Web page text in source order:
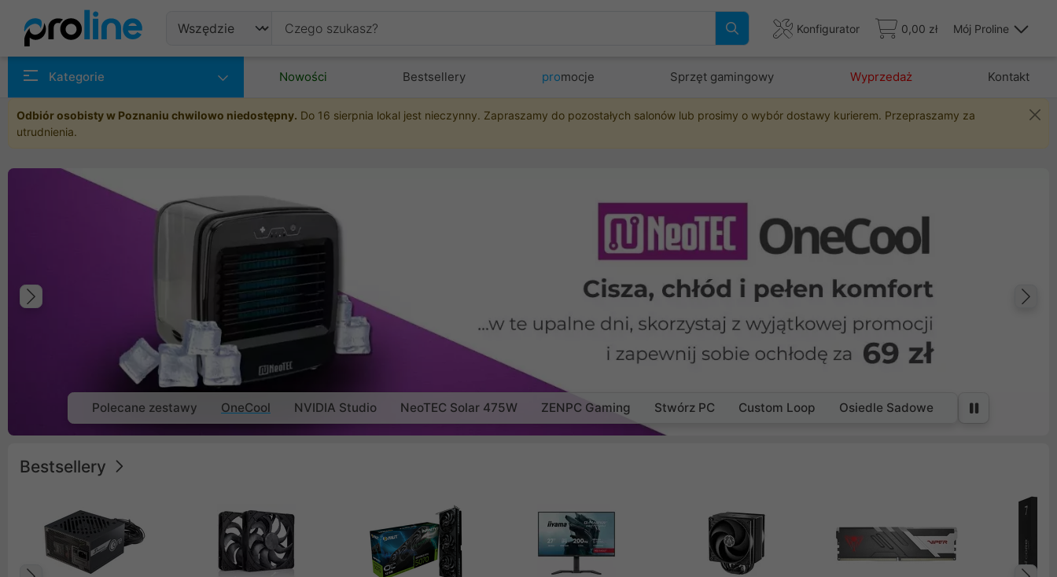
Konfigurator 0,00 zł Mój Proline
Kategorie Nowości Bestsellery promocje Sprzęt gamingowy Wyprzedaż Kontakt
Odbiór osobisty w Poznaniu chwilowo niedostępny. Do 16 sierpnia lokal jest nieczynny. Zapraszamy do pozostałych salonów lub prosimy o wybór dostawy kurierem. Przepraszamy za
utrudnienia.
Poprzedni
Polecane zestawy OneCool NVIDIA Studio NeoTEC Solar 475W ZENPC Gaming Stwórz PC Custom Loop Osiedle Sadowe
Bestsellery